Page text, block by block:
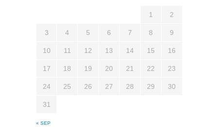
« SEP
1 2
3 4 5 6 7 8 9
10 11 12 13 14 15 16
17 18 19 20 21 22 23
24 25 26 27 28 29 30
31